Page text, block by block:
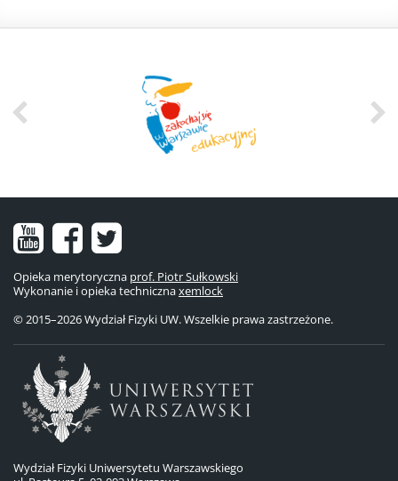
Nasz
kanał
na
YouTube
Nasz
fanpage
na
Facebooku
Nasze
konto
na
Twitterze
Opieka merytoryczna prof. Piotr Sułkowski
Wykonanie i opieka technicznaxemlock
© 2015–2026 Wydział Fizyki UW. Wszelkie prawa zastrzeżone.
Wydział Fizyki Uniwersytetu Warszawskiego